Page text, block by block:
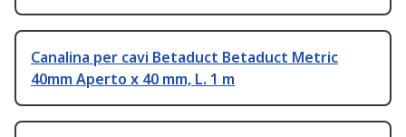
Canalina per cavi Betaduct Betaduct Metric
40mm Aperto x 40 mm, L. 1 m